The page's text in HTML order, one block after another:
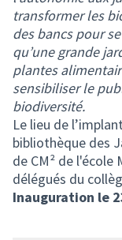
transformer les
des bancs pour
qu’une grande
plantes
sensibiliser le
biodiversité.
Le lieu de
bibliothèque des
de CM² de l'école
délégués du
Inauguration le